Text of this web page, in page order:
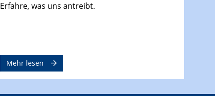
Erfahre, was uns antreibt.
Mehr lesen